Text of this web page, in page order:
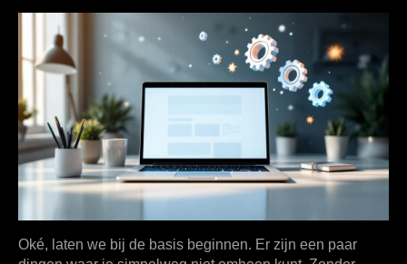
Oké, laten we bij de basis beginnen. Er zijn een paar